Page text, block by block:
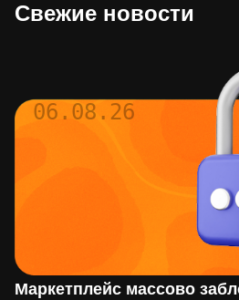
Свежие новости
06.08.26
Маркетплейс массово